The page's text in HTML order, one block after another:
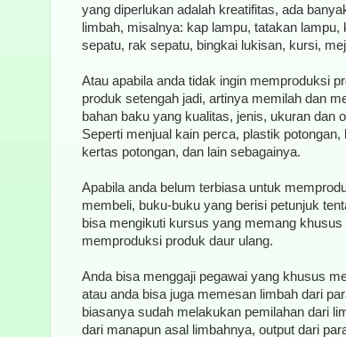
yang diperlukan adalah kreatifitas, ada
limbah, misalnya: kap lampu, tatakan
sepatu, rak sepatu, bingkai lukisan, kursi,
Atau apabila anda tidak ingin memproduksi
produk setengah jadi, artinya memilah dan
bahan baku yang kualitas, jenis, ukuran dan
Seperti menjual kain perca, plastik
kertas potongan, dan lain sebagainya.
Apabila anda belum terbiasa untuk
membeli, buku-buku yang berisi petunjuk
bisa mengikuti kursus yang memang
memproduksi produk daur ulang.
Anda bisa menggaji pegawai yang khusus
atau anda bisa juga memesan limbah dari
biasanya sudah melakukan pemilahan dari
dari manapun asal limbahnya, output dari